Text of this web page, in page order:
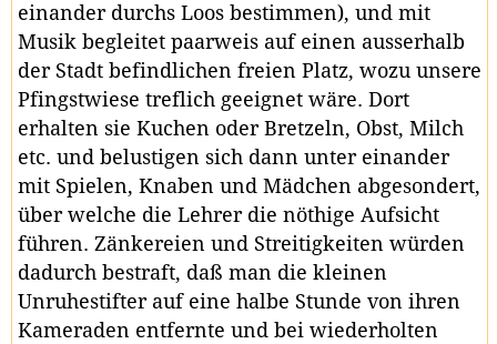
einander durchs Loos bestimmen), und mit
Musik begleitet paarweis auf einen ausserhalb
der Stadt befindlichen freien Platz, wozu unsere
Pfingstwiese treflich geeignet wäre. Dort
erhalten sie Kuchen oder Bretzeln, Obst, Milch
etc. und belustigen sich dann unter einander
mit Spielen, Knaben und Mädchen abgesondert,
über welche die Lehrer die nöthige Aufsicht
führen. Zänkereien und Streitigkeiten würden
dadurch bestraft, daß man die kleinen
Unruhestifter auf eine halbe Stunde von ihren
Kameraden entfernte und bei wiederholten